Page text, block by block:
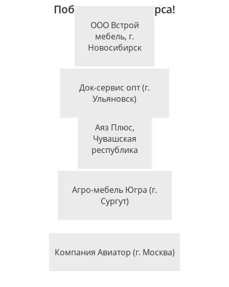
Победители конкурса!
Жилая недвижимость
ООО Встрой
мебель, г.
Новосибирск
Коммерческая недвижимость
Док-сервис опт (г.
Ульяновск)
Открытая категория
Аяз Плюс,
Чувашская
республика
Супер приз от компании ЭГГЕР
Агро-мебель Югра (г.
Сургут)
Приз за профессиональный подход
Компания Авиатор (г. Москва)